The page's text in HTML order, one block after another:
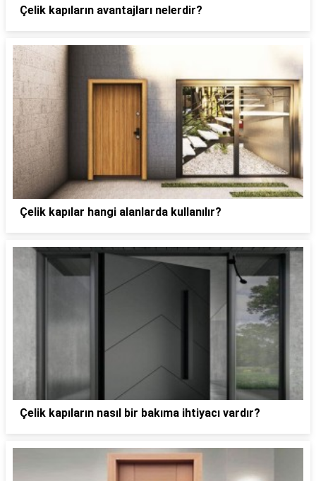
Çelik kapıların avantajları nelerdir?
Çelik kapılar hangi alanlarda kullanılır?
Çelik kapıların nasıl bir bakıma ihtiyacı vardır?